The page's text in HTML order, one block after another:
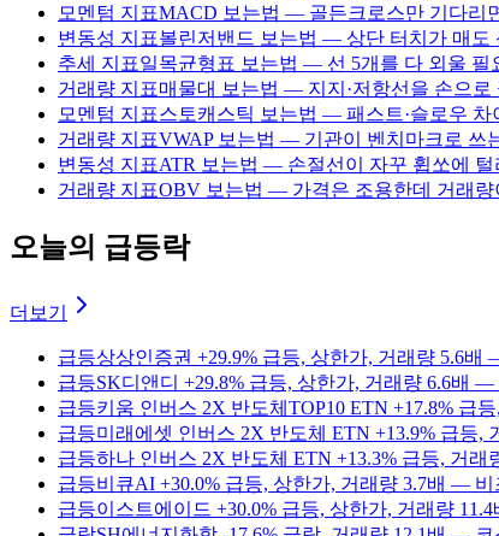
모멘텀 지표MACD 보는법 — 골든크로스만 기다리
변동성 지표볼린저밴드 보는법 — 상단 터치가 매도
추세 지표일목균형표 보는법 — 선 5개를 다 외울 필
거래량 지표매물대 보는법 — 지지·저항선을 손으로
모멘텀 지표스토캐스틱 보는법 — 패스트·슬로우 차
거래량 지표VWAP 보는법 — 기관이 벤치마크로 쓰
변동성 지표ATR 보는법 — 손절선이 자꾸 휩쏘에
거래량 지표OBV 보는법 — 가격은 조용한데 거래량
오늘의 급등락
더보기
급등상상인증권 +29.9% 급등, 상한가, 거래량 5.6
급등SK디앤디 +29.8% 급등, 상한가, 거래량 6.6배
급등키움 인버스 2X 반도체TOP10 ETN +17.8% 급
급등미래에셋 인버스 2X 반도체 ETN +13.9% 급등,
급등하나 인버스 2X 반도체 ETN +13.3% 급등, 거래
급등비큐AI +30.0% 급등, 상한가, 거래량 3.7배 —
급등이스트에이드 +30.0% 급등, 상한가, 거래량 11.4